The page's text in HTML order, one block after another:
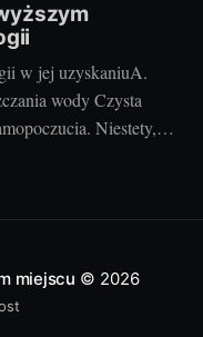
w jej uzyskaniuA.
wody Czysta
Niestety,
uniemożliwia
Trudno też zawsze
miejscu © 2026